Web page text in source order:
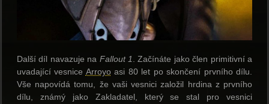
Další díl navazuje na Fallout 1. Začínáte jako člen primitivní a
uvadající vesnice Arroyoasi 80 let po skončení prvního dílu.
Vše napovídá tomu, že vaši vesnici založil hrdina z prvního
dílu, známý jako Zakladatel, který se stal pro vesnici